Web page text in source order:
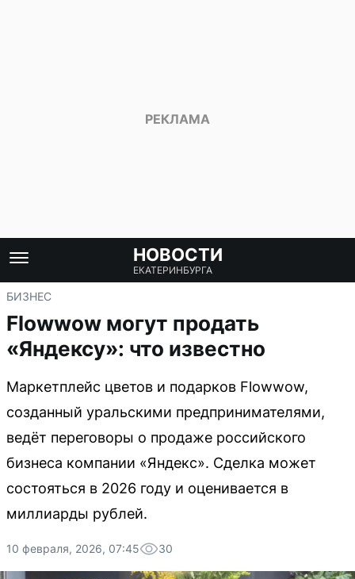
НОВОСТИ
ЕКАТЕРИНБУРГА
БИЗНЕС
Flowwow могут продать
«Яндексу»: что известно
Маркетплейс цветов и подарков Flowwow,
созданный уральскими предпринимателями,
ведёт переговоры о продаже российского
бизнеса компании «Яндекс». Сделка может
состояться в 2026 году и оценивается в
миллиарды рублей.
10 февраля, 2026, 07:45 30